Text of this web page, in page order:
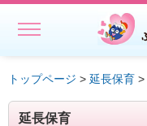
ホーム
初めての方へ
トップページ > 延長保育 >
延長保育